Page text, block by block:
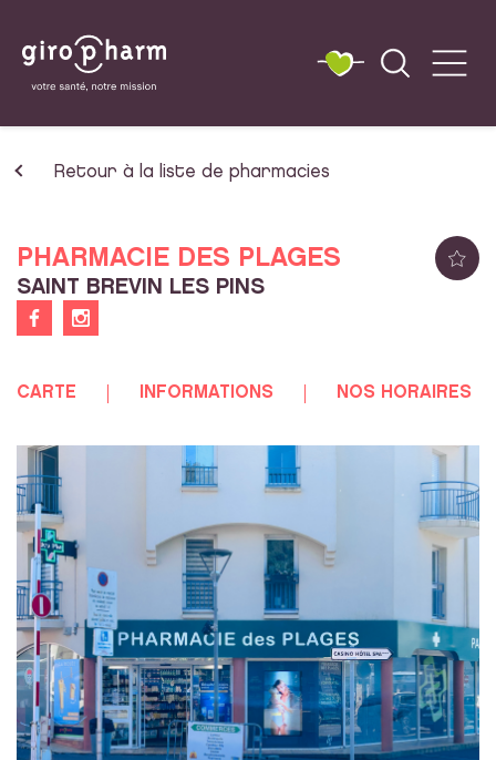
Retour à la liste de pharmacies
PHARMACIE DES PLAGES
SAINT BREVIN LES PINS
CARTE INFORMATIONS NOS HORAIRES